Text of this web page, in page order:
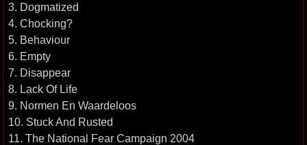
3. Dogmatized
4. Chocking?
5. Behaviour
6. Empty
7. Disappear
8. Lack Of Life
9. Normen En Waardeloos
10. Stuck And Rusted
11. The National Fear Campaign 2004